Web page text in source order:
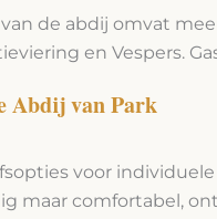
de abdij omvat
en Vespers.
Abdij van Park
voor
maar comfortabel,